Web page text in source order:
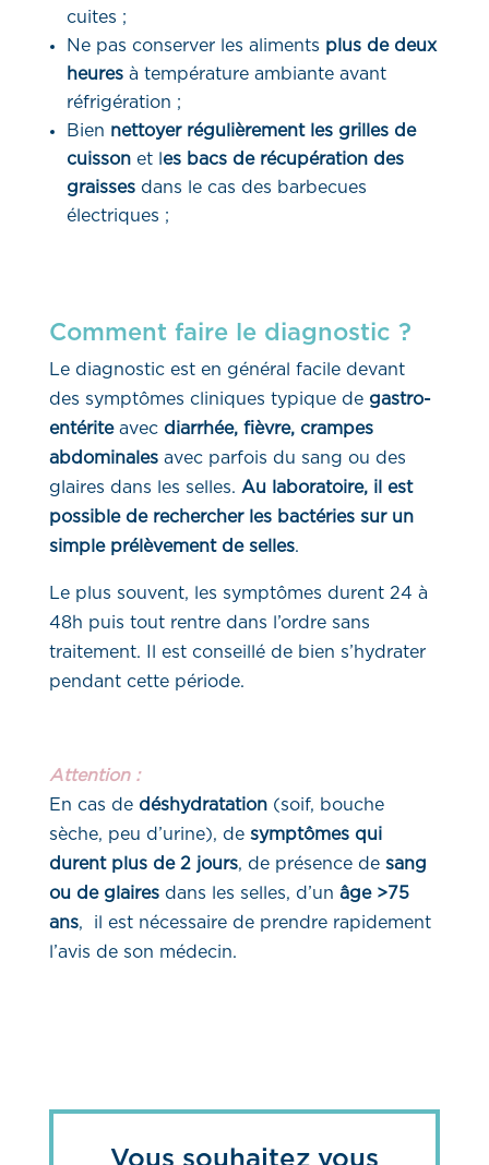
cuites ;
Ne pas conserver les aliments plus de deux
heuresà température ambiante avant
réfrigération ;
Bien nettoyer régulièrement les grilles de
cuissonet l es bacs de récupération des
graissesdans le cas des barbecues
électriques ;
Comment faire le diagnostic ?
Le diagnostic est en général facile devant
des symptômes cliniques typique de gastro-
entérite avec diarrhée, fièvre, crampes
abdominales avec parfois du sang ou des
glaires dans les selles. Au laboratoire, il est
possible de rechercher les bactéries sur un
simple prélèvement de selles.
Le plus souvent, les symptômes durent 24 à
48h puis tout rentre dans l’ordre sans
traitement. Il est conseillé de bien s’hydrater
pendant cette période.
Attention :
En cas de déshydratation(soif, bouche
sèche, peu d’urine), de symptômes qui
durent plus de 2 jours, de présence de sang
ou de glaires dans les selles, d’un âge >75
ans, il est nécessaire de prendre rapidement
l’avis de son médecin.
Vous souhaitez vous